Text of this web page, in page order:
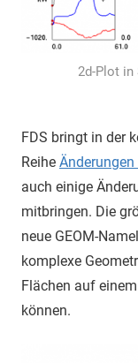
2d-Plot in
FDS bringt in der
Reihe
auch einige
mitbringen. Die
neue GEOM-
komplexe
Flächen auf
können.